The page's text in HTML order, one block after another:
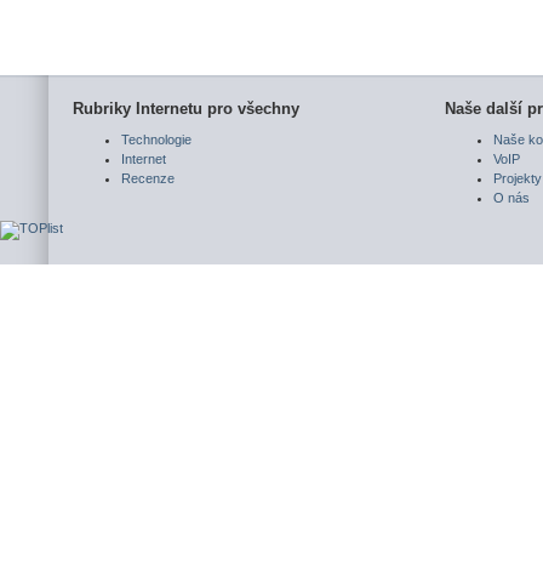
Rubriky Internetu pro všechny
Technologie
Internet
Recenze
Naše další
Naše
VoIP
Projekty
O nás